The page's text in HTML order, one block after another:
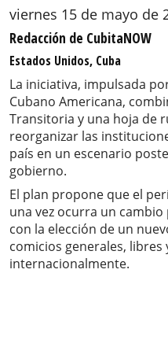
viernes 15 de mayo de
Redacción de CubitaNOW
Estados Unidos, Cuba
La iniciativa, impulsada
Cubano Americana,
Transitoria y una hoja de
reorganizar las
país en un escenario
gobierno.
El plan propone que el
una vez ocurra un
con la elección de un
comicios generales, libres
internacionalmente.